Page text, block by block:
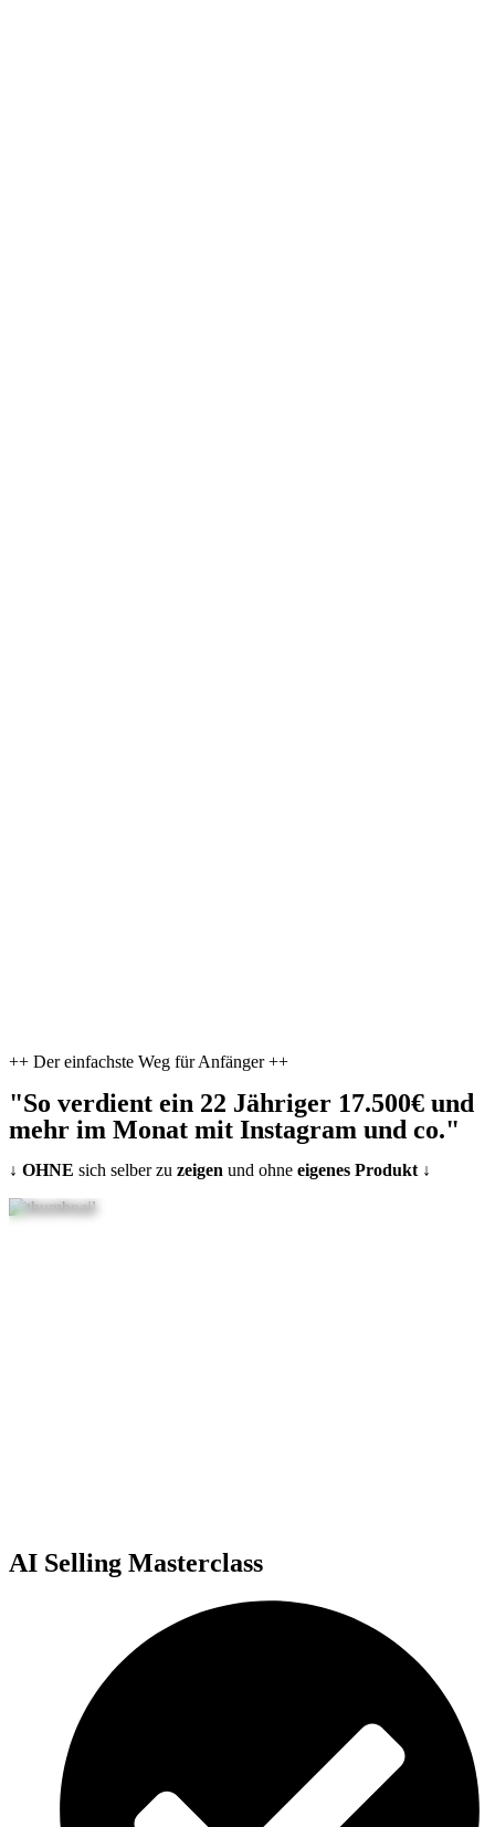
++ Der einfachste Weg für Anfänger ++
"So verdient ein 22 Jähriger 17.500€ und
mehr im Monat mit Instagram und co."
↓ OHNE sich selber zu zeigen und ohne eigenes Produkt ↓
AI Selling Masterclass